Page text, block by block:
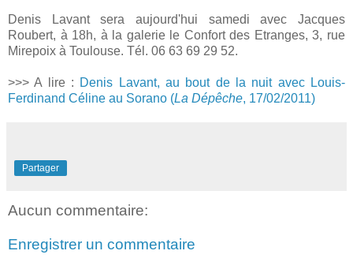
Denis Lavant sera aujourd'hui samedi avec Jacques
Roubert, à 18h, à la galerie le Confort des Etranges, 3, rue
Mirepoix à Toulouse. Tél. 06 63 69 29 52.
>>> A lire : Denis Lavant, au bout de la nuit avec Louis-
Ferdinand Céline au Sorano (La Dépêche, 17/02/2011)
Partager
Aucun commentaire:
Enregistrer un commentaire